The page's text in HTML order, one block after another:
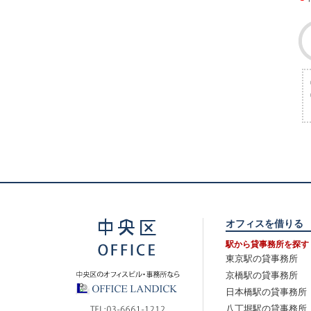
オフィスを借りる
駅から貸事務所を探す
東京駅の貸事務所
京橋駅の貸事務所
日本橋駅の貸事務所
八丁堀駅の貸事務所